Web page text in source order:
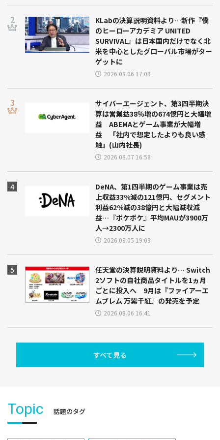
KLabの決算説明資料より…新作『僕
のヒーローアカデミア UNITED
SURVIVAL』は日本国内だけでなく北
米を中心としたグローバル市場がター
ゲットに
2026.08.06 17:03
サイバーエージェント、第3四半期決
算は営業益38％増の674億円と大幅増
益 ABEMAとゲーム事業が大幅増
益 「社内で想定したよりも良い感
触」(山内社長)
2026.08.07 16:58
DeNA、第1四半期のゲーム事業は売
上収益33%減の121億円、セグメント
利益62%減の38億円と大幅減収減
益…『ポケポケ』平均MAUが3900万
人→2300万人に
2026.08.05 19:03
任天堂の決算説明資料より… Switch
2ソフトの自社商品タイトルを1ヵ月
ごとに投入へ 9月は『ファイアーエ
ムブレム 万紫千紅』の発売を予定
2026.08.06 16:41
すべて見る
Topic 話題のタグ